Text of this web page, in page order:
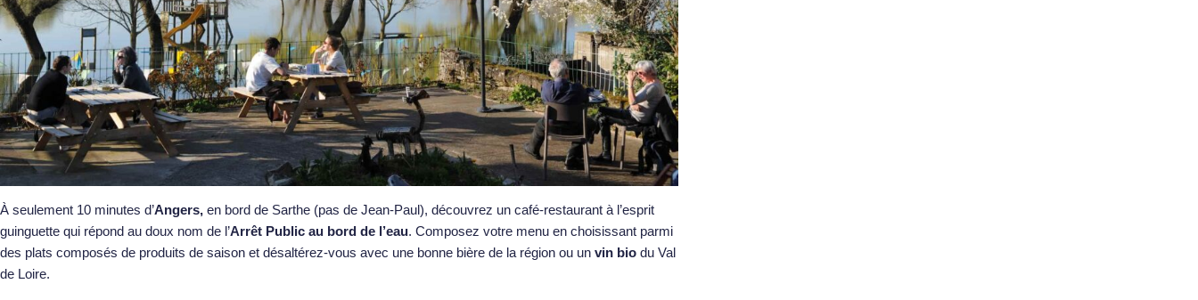
À seulement 10 minutes d’Angers, en bord de Sarthe (pas de Jean-Paul), découvrez un café-restaurant à l’esprit
guinguette qui répond au doux nom de l’Arrêt Public au bord de l’eau. Composez votre menu en choisissant parmi
des plats composés de produits de saison et désaltérez-vous avec une bonne bière de la région ou un vin bio du Val
de Loire.